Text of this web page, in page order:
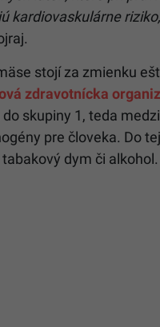
kardiovaskulárne
stojí za zmienku
zdravotnícka
skupiny 1, teda medzi
pre človeka. Do
dym či alkohol.